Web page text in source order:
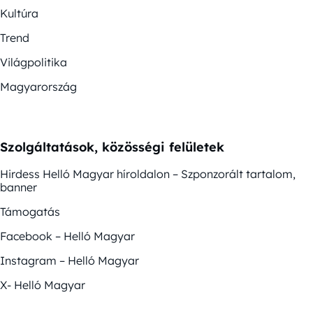
Kultúra
Trend
Világpolitika
Magyarország
Szolgáltatások, közösségi felületek
Hirdess Helló Magyar híroldalon – Szponzorált tartalom,
banner
Támogatás
Facebook – Helló Magyar
Instagram – Helló Magyar
X- Helló Magyar